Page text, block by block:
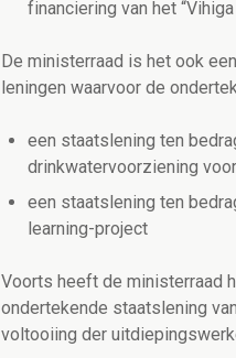
financiering van het
De ministerraad is het ook
leningen waarvoor de
een staatslening ten
drinkwatervoorziening
een staatslening ten
learning-project
Voorts heeft de ministerraad
ondertekende staatslening
voltooiing der